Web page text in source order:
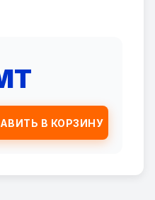
В КОРЗИНУ